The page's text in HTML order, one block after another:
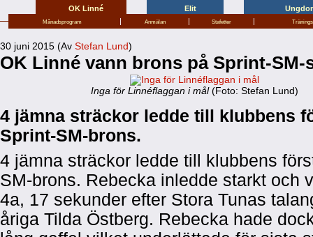
OK Linné Elit
Månadsprogram | Anmälan | Stafetter |
30 juni 2015 (Av Stefan Lund)
OK Linné vann brons på Sprint-SM-
Inga för Linnéflaggan i mål(Foto: Stefan Lund)
4 jämna sträckor ledde till klubbens
Sprint-SM-brons.
4 jämna sträckor ledde till klubbens
SM-brons. Rebecka inledde starkt och
4a, 17 sekunder efter Stora Tunas
åriga Tilda Östberg. Rebecka hade